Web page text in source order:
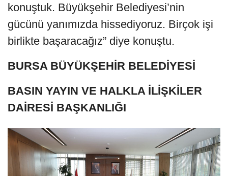
konuştuk. Büyükşehir Belediyesi’nin
gücünü yanımızda hissediyoruz. Birçok işi
birlikte başaracağız” diye konuştu.
BURSA BÜYÜKŞEHİR BELEDİYESİ
BASIN YAYIN VE HALKLA İLİŞKİLER
DAİRESİ BAŞKANLIĞI